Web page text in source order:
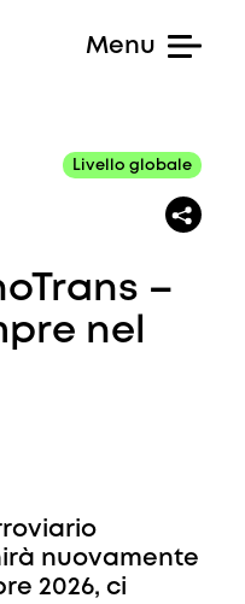
Livello globale
–
nel
nuovamente
2026, ci